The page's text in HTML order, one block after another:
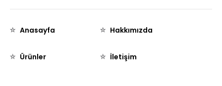
Anasayfa Hakkımızda
Ürünler İletişim